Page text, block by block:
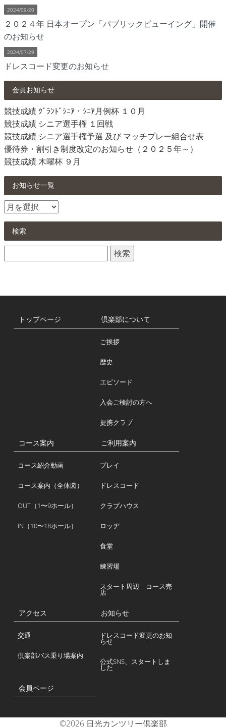
2024/09/20
２０２４年 日本オープン「パブリックビューイング」開催
のお知らせ
2024/07/29
ドレスコード変更のお知らせ
会員お知らせ
競技成績 ｸﾞﾗﾝﾄﾞｼﾆｱ・ｼﾆｱ月例杯 １０月
競技成績 シニア選手権 １回戦
競技成績 シニア選手権予選 及び マッチプレー組合せ表
優待券・割引き制度改定のお知らせ（２０２５年～）
競技成績 木曜杯 ９月
お知らせ一覧
お
せ
検索
索:
トップページ 倶楽部について
ご挨拶
歴史
エピソード
入会ご検討の方へ
提携クラブ
コース案内
コース紹介動画
コース案内（全体図）
OUT（1〜9ホール）
IN（10〜18ホール）
ご利用案内
プレイ
ドレスコード
クラブハウス
ロッヂ
食堂
練習場
スタート周辺 コース売
店
アクセス
交通
倶楽部バス乗り場案内
お知らせ
ドレスコード変更のお知
らせ
公式SNS、スタートしま
した
会員ページ
©2026 日光カンツリー倶楽部